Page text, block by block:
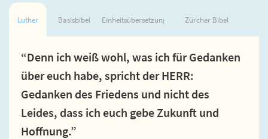
Luther Basisbibel Einheitsübersetzung Zürcher Bibel
“Denn ich weiß wohl, was ich für Gedanken
über euch habe, spricht der HERR:
Gedanken des Friedens und nicht des
Leides, dass ich euch gebe Zukunft und
Hoffnung.”